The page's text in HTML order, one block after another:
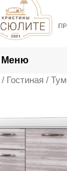
Меню
/ Гостиная /